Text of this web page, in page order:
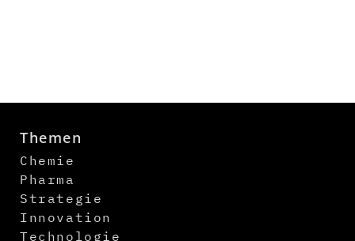
Themen
Chemie
Pharma
Strategie
Innovation
Technologie